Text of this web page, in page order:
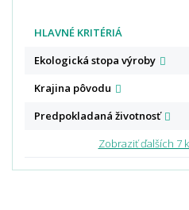
HLAVNÉ KRITÉRIÁ
Ekologická stopa výroby
Krajina pôvodu
Predpokladaná životnosť
Zobraziť ďalších 7